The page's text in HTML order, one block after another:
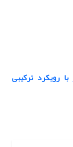
رویکرد ترکیبی